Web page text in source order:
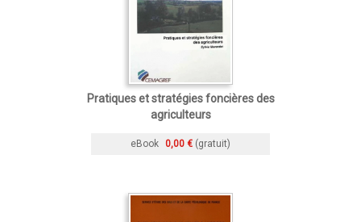
Pratiques et stratégies foncières des
agriculteurs
eBook 0,00 € (gratuit)